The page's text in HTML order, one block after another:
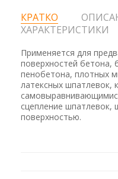
КРАТКО
ХАРАКТЕРИСТИКИ
Применяется для
поверхностей бетона,
пенобетона, плотных
латексных шпатлевок,
сцепление шпатлевок,
поверхностью.